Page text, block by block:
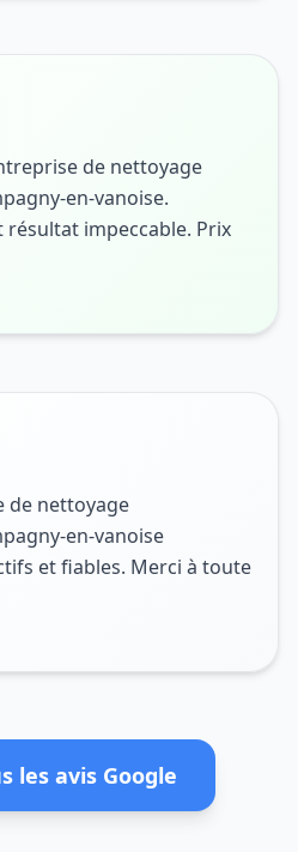
de nettoyage
en-vanoise.
impeccable. Prix
de nettoyage
en-vanoise
et fiables. Merci à toute
les avis Google